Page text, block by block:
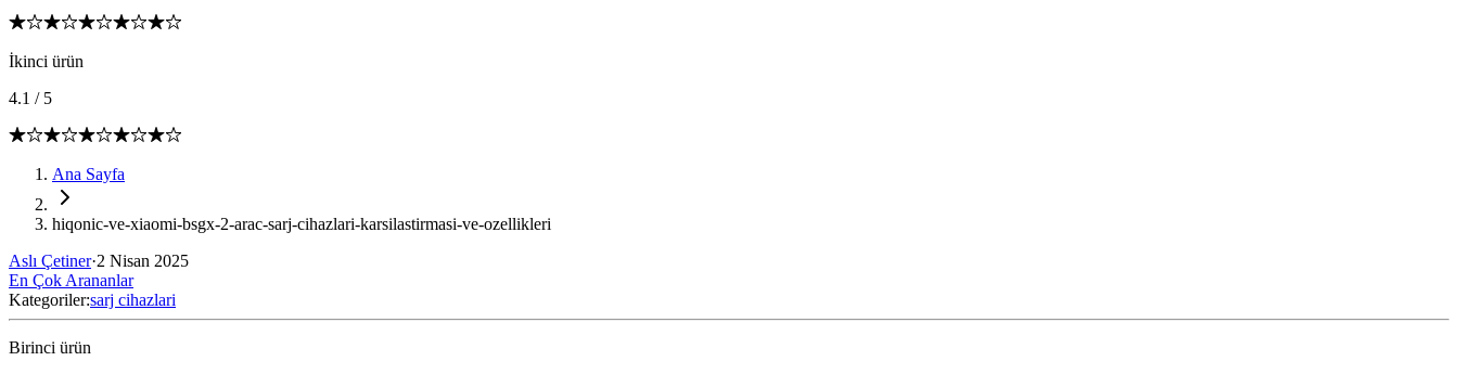
İkinci ürün
4.1 / 5
Ana Sayfa
hiqonic-ve-xiaomi-bsgx-2-arac-sarj-cihazlari-karsilastirmasi-ve-ozellikleri
Aslı Çetiner·2 Nisan 2025
En Çok Arananlar
Kategoriler:sarj cihazlari
Birinci ürün